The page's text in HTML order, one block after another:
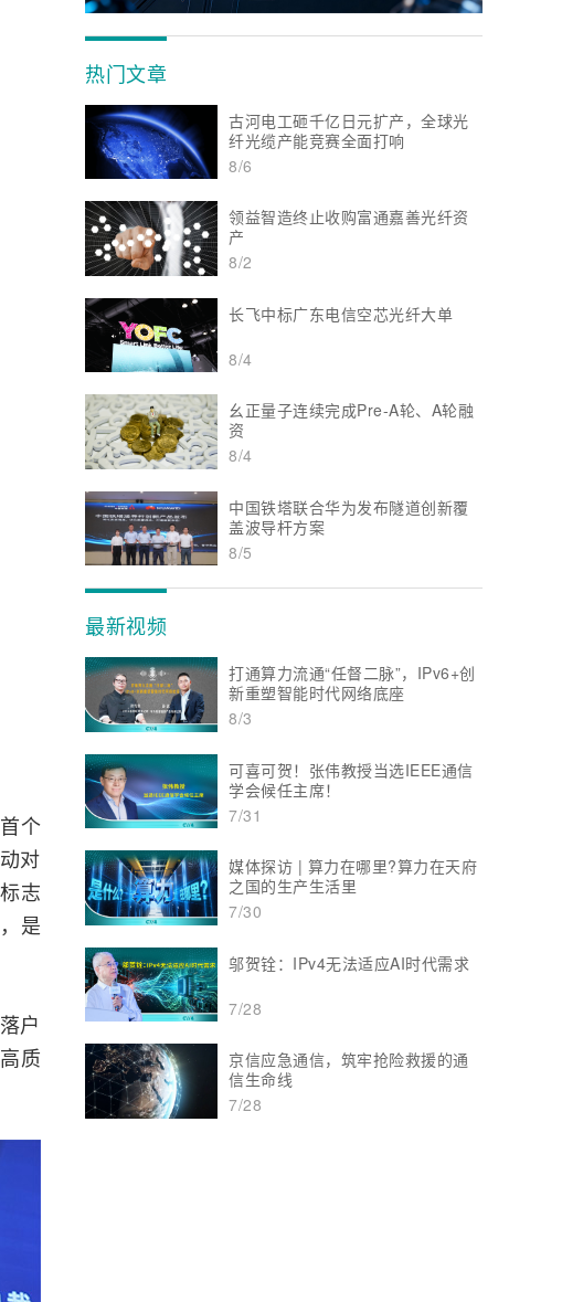
个
对
志
是
户
质
热门文章
古河电工砸千亿日元扩产，全球光
纤光缆产能竞赛全面打响
8/6
领益智造终止收购富通嘉善光纤资
产
8/2
长飞中标广东电信空芯光纤大单
8/4
幺正量子连续完成Pre-A轮、A轮融
资
8/4
中国铁塔联合华为发布隧道创新覆
盖波导杆方案
8/5
最新视频
打通算力流通“任督二脉”，IPv6+创
新重塑智能时代网络底座
8/3
可喜可贺！张伟教授当选IEEE通信
学会候任主席！
7/31
媒体探访 | 算力在哪里?算力在天府
之国的生产生活里
7/30
邬贺铨：IPv4无法适应AI时代需求
7/28
京信应急通信，筑牢抢险救援的通
信生命线
7/28